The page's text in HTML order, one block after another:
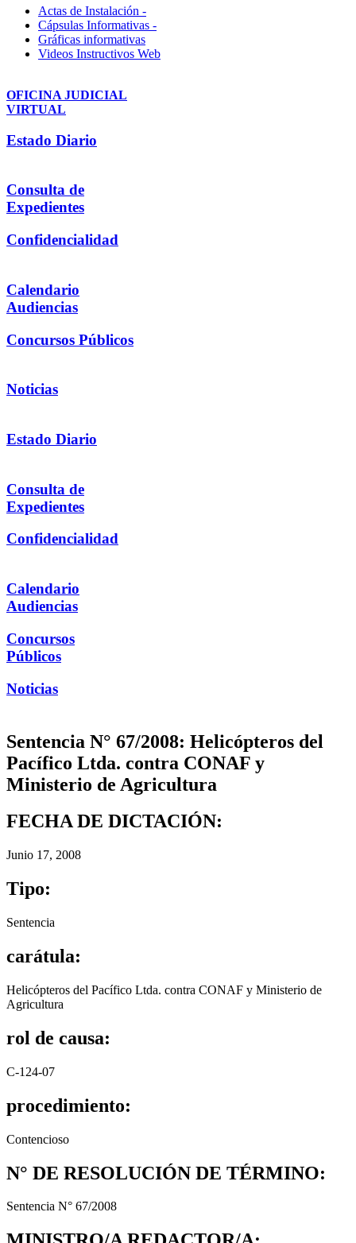
Actas de Instalación -
Cápsulas Informativas -
Gráficas informativas
Videos Instructivos Web
OFICINA JUDICIAL
VIRTUAL
Estado Diario
Consulta de
Expedientes
Confidencialidad
Calendario
Audiencias
Concursos Públicos
Noticias
Estado Diario
Consulta de
Expedientes
Confidencialidad
Calendario
Audiencias
Concursos
Públicos
Noticias
Sentencia N° 67/2008: Helicópteros del
Pacífico Ltda. contra CONAF y
Ministerio de Agricultura
FECHA DE DICTACIÓN:
Junio 17, 2008
Tipo:
Sentencia
carátula:
Helicópteros del Pacífico Ltda. contra CONAF y Ministerio de
Agricultura
rol de causa:
C-124-07
procedimiento:
Contencioso
N° DE RESOLUCIÓN DE TÉRMINO:
Sentencia N° 67/2008